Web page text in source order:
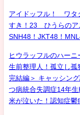
アイドッフル！ ワタ
すき！23 ひうらのア
SNH48！JKT48！
ヒウラッフルのハーニ
生前整理人！孤立し
完結編＞ キャッシン
つ病統合失調症14年
米が泣いた！認知症